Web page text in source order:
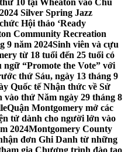
10 tại Wheaton vào Chủ
2024 Silver Spring Jazz
Hội thảo ‘Ready
Community Recreation
9 năm 2024Sinh viên và cựu
từ 18 tuổi đến 25 tuổi có
“Promote the Vote” với
thứ Sáu, ngày 13 tháng 9
Quốc tế Nhận thức về Sử
thứ Năm ngày 29 tháng 8
Quận Montgomery mở các
tử dành cho người lớn vào
2024Montgomery County
đơn Ghi Danh từ những